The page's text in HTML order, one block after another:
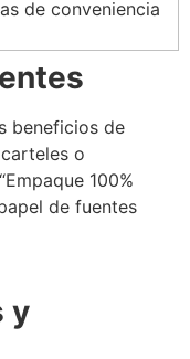
beneficios de
o
100%
de fuentes
y